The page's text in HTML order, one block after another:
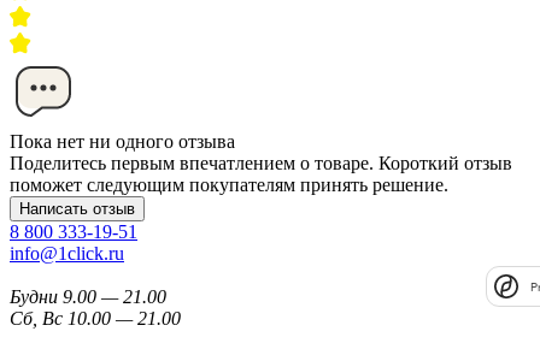
Пока нет ни одного отзыва
Поделитесь первым впечатлением о товаре. Короткий отзыв
поможет следующим покупателям принять решение.
Написать отзыв
8 800 333-19-51
info@1click.ru
Будни 9.00 — 21.00
Сб, Вс 10.00 — 21.00